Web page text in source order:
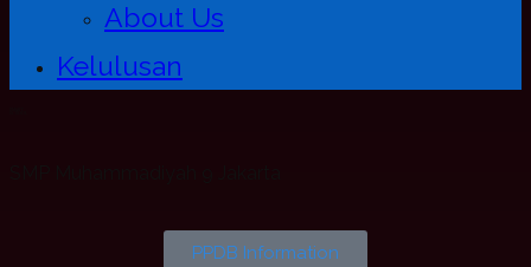
About Us
Kelulusan
PPDB Information